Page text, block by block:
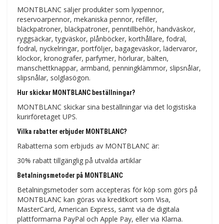
MONTBLANC säljer produkter som lyxpennor,
reservoarpennor, mekaniska pennor, refiller,
bläckpatroner, bläckpatroner, penntillbehör, handväskor,
ryggsäckar, tygväskor, plånböcker, korthållare, fodral,
fodral, nyckelringar, portföljer, bagageväskor, lädervaror,
klockor, kronografer, parfymer, hörlurar, bälten,
manschettknappar, armband, penningklämmor, slipsnålar,
slipsnålar, solglasögon.
Hur skickar MONTBLANC beställningar?
MONTBLANC skickar sina beställningar via det logistiska
kurirföretaget UPS.
Vilka rabatter erbjuder MONTBLANC?
Rabatterna som erbjuds av MONTBLANC är:
30% rabatt tillgänglig på utvalda artiklar
Betalningsmetoder på MONTBLANC
Betalningsmetoder som accepteras för köp som görs på
MONTBLANC kan göras via kreditkort som Visa,
MasterCard, American Express, samt via de digitala
plattformarna PayPal och Apple Pay, eller via Klarna.